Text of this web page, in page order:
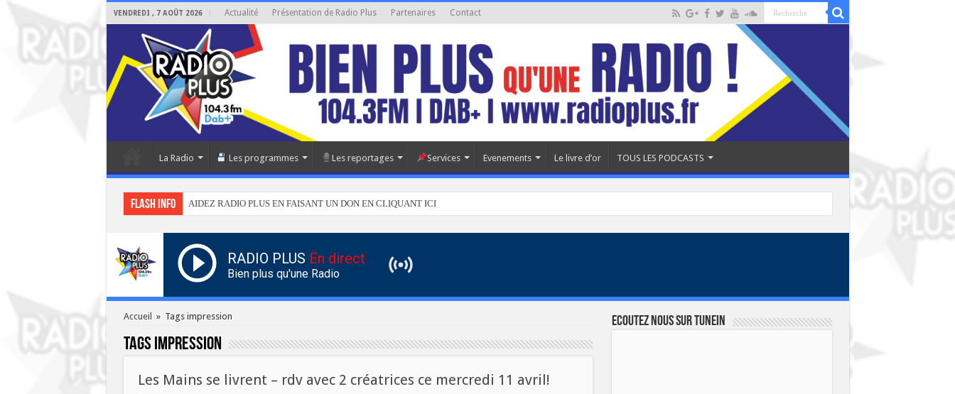
VENDREDI , 7 AOÛT 2026 Actualité Présentation de Radio Plus Partenaires Contact
La Radio Les programmes Les reportages Services Evenements Le livre d’or TOUS LES PODCASTS
Flash info AIDEZ RADIO PLUS EN FAISANT UN DON EN CLIQUANT ICI
RADIO PLUS En direct
Bien plus qu'une Radio
Accueil » Tags impression
Tags impression
Les Mains se livrent – rdv avec 2 créatrices ce mercredi 11 avril!
Ecoutez nous sur TuneIn